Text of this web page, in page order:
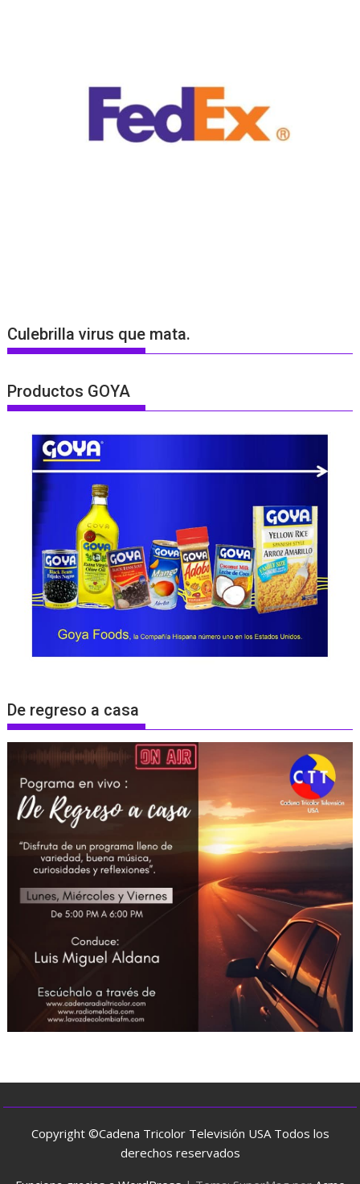
Culebrilla virus que mata.
Productos GOYA
De regreso a casa
Copyright ©Cadena Tricolor Televisión USA Todos los
derechos reservados